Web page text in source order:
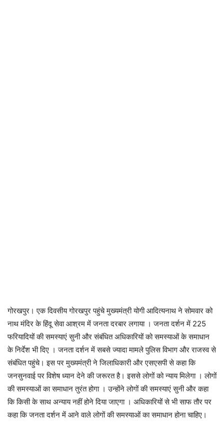
गोरखपुर। एक दिवसीय गोरखपुर पहुंचे मुख्यमंत्री योगी आदित्यनाथ ने सोमवार को
नाथ मंदिर के हिंदू सेवा आश्रम में जनता दरबार लगाया । जनता दर्शन में 225
फरियादियों की समस्याएं सुनी और संबंधित अधिकारियों को समस्याओं के समाधान
के निर्देश भी दिए । जनता दर्शन में सबसे ज्यादा मामले पुलिस विभाग और राजस्व से
संबंधित पहुंचे। इस पर मुख्यमंत्री ने जिलाधिकारी और एसएसपी से कहा कि
जनसुनवाई पर विशेष ध्यान देने की जरूरत है। इससे लोगों को न्याय मिलेगा । लोगों
की समस्याओं का समाधान तुरंत होगा । उन्होंने लोगों की समस्याएं सुनी और कहा
कि किसी के साथ अन्याय नहीं होने दिया जाएगा । अधिकारियों से भी साफ तौर पर
कहा कि जनता दर्शन में आने वाले लोगों की समस्याओं का समाधान होना चाहिए।